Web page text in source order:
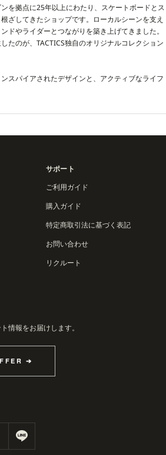
を拠点に25年以上にわたり、スケートボードとス
ざしてきたショップです。ローカルシーンを支え
ドやライダーとつながりを築き上げてきました。
たのが、TACTICS独自のオリジナルコレクション
スパイアされたデザインと、アクティブなライフ
備えたアイテムは、日常からライディングまで幅
らしいスタイルを体現しています。
、LIB TECH、UNION、SANTA CRUZ、REAL
は、単なるショップオリジナルを超え、25年以
サポート
ご利用ガイド
購入ガイド
特定商取引法に基づく表記
お問い合わせ
リクルート
情報をお届けします。
➔